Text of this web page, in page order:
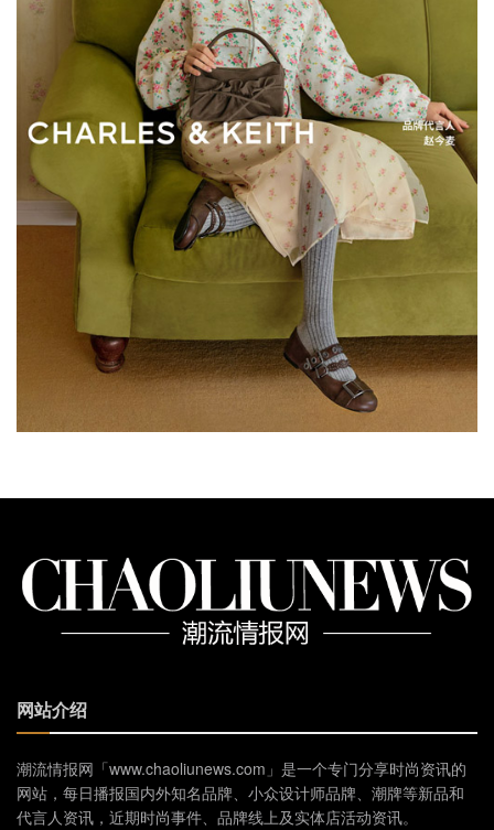
网站介绍
潮流情报网「www.chaoliunews.com」是一个专门分享时尚资讯的
网站，每日播报国内外知名品牌、小众设计师品牌、潮牌等新品和
代言人资讯，近期时尚事件、品牌线上及实体店活动资讯。